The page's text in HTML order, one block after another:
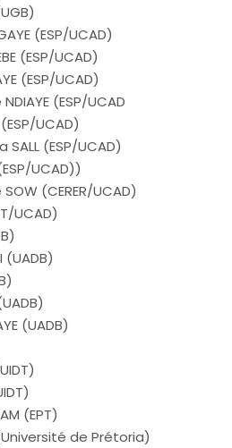
(ESP/UCAD)
(ESP/UCAD)
(ESP/UCAD)
(ESP/UCAD
UCAD)
(ESP/UCAD)
UCAD))
(CERER/UCAD)
UCAD)
(UADB)
(UADB)
(EPT)
de Prétoria)